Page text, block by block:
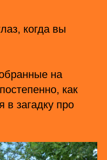
когда вы
на
как
в загадку про